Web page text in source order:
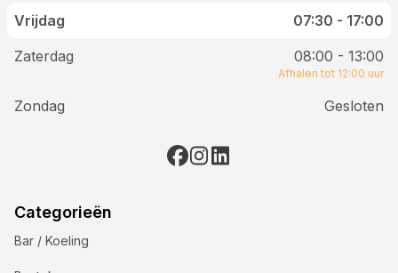
Vrijdag
07:30 - 17:00
Zaterdag
08:00 - 13:00
Afhalen tot 12:00 uur
Zondag Gesloten
Categorieën
Bar / Koeling